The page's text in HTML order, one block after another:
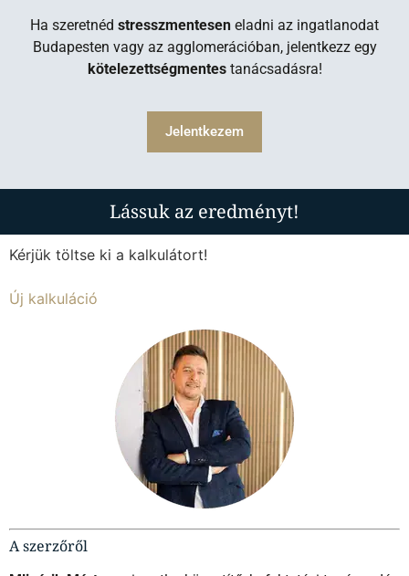
Ha szeretnéd stresszmentesen eladni az ingatlanodat
Budapesten vagy az agglomerációban, jelentkezz egy
kötelezettségmentestanácsadásra!
Jelentkezem
Lássuk az eredményt!
Kérjük töltse ki a kalkulátort!
Új kalkuláció
A szerzőről